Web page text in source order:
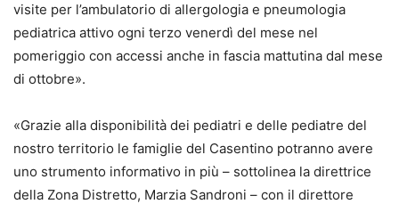
visite per l’ambulatorio di allergologia e pneumologia
pediatrica attivo ogni terzo venerdì del mese nel
pomeriggio con accessi anche in fascia mattutina dal mese
di ottobre».
«Grazie alla disponibilità dei pediatri e delle pediatre del
nostro territorio le famiglie del Casentino potranno avere
uno strumento informativo in più – sottolinea la direttrice
della Zona Distretto, Marzia Sandroni – con il direttore